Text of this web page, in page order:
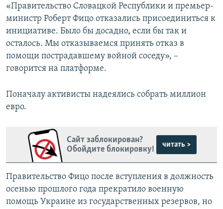
«Правительство Словацкой Республики и премьер-
министр Роберт Фицо отказались присоединиться к
инициативе. Было бы досадно, если бы так и
осталось. Мы отказываемся принять отказ в
помощи пострадавшему войной соседу», –
говорится на платформе.
Поначалу активисты надеялись собрать миллион
евро.
Сайт заблокирован?
Обойдите блокировку!
читать >
Правительство Фицо после вступления в должность
осенью прошлого года прекратило военную
помощь Украине из государственных резервов, но